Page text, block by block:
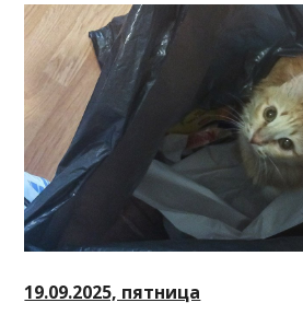
19.09.2025, пятница